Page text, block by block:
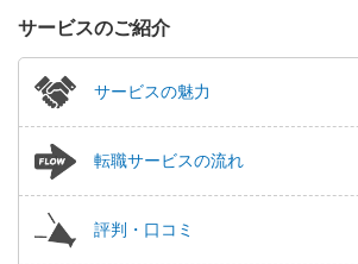
サービスのご紹介
サービスの魅力
転職サービスの流れ
評判・口コミ